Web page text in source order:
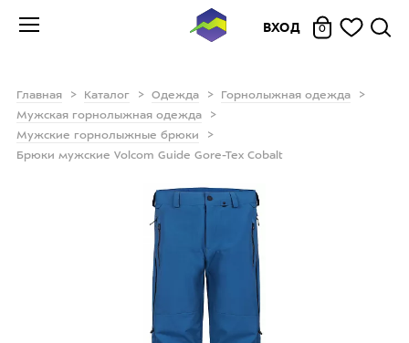
ВХОД 0
Главная Каталог Одежда
Горнолыжная одежда
Мужская горнолыжная одежда
Мужские горнолыжные брюки
Брюки мужские Volcom Guide Gore-Tex Cobalt